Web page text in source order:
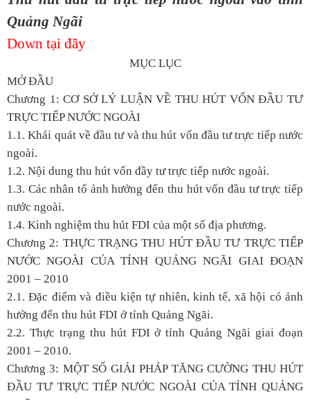
Quảng Ngãi
Down tại đây
MỤC LỤC
MỞ ĐẦU
Chương 1: CƠ SỞ LÝ LUẬN VỀ THU HÚT VỐN ĐẦU TƯ
TRỰC TIẾP NƯỚC NGOÀI
1.1. Khái quát về đầu tư và thu hút vốn đầu tư trực tiếp nước
ngoài.
1.2. Nội dung thu hút vốn đầy tư trực tiếp nước ngoài.
1.3. Các nhân tố ảnh hưởng đến thu hút vốn đầu tư trực tiếp
nước ngoài.
1.4. Kinh nghiệm thu hút FDI của một số địa phương.
Chương 2: THỰC TRẠNG THU HÚT ĐẦU TƯ TRỰC TIẾP
NƯỚC NGOÀI CỦA TỈNH QUẢNG NGÃI GIAI ĐOẠN
2001 – 2010
2.1. Đặc điểm và điều kiện tự nhiên, kinh tế, xã hội có ảnh
hưởng đến thu hút FDI ở tỉnh Quảng Ngãi.
2.2. Thực trạng thu hút FDI ở tỉnh Quảng Ngãi giai đoạn
2001 – 2010.
Chương 3: MỘT SỐ GIẢI PHÁP TĂNG CƯỜNG THU HÚT
ĐẦU TƯ TRỰC TIẾP NƯỚC NGOÀI CỦA TỈNH QUẢNG